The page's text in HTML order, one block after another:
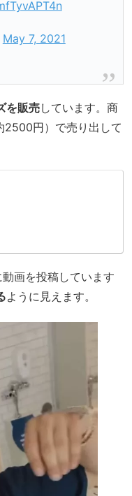
May 7, 2021
を販売しています。商
2500円）で売り出して
画を投稿しています
ように見えます。